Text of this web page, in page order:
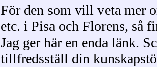
För den som vill veta mer
etc. i Pisa och Florens, så
Jag ger här en enda länk.
tillfredsställ din